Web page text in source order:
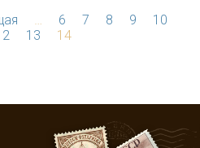
… 6 7 8 9
10
13 14